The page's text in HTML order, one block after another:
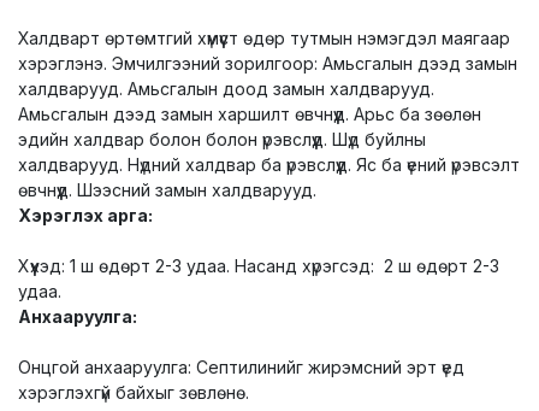
Халдварт өртөмтгий хүмүүст өдөр тутмын нэмэгдэл маягаар
хэрэглэнэ. Эмчилгээний зорилгоор: Амьсгалын дээд замын
халдварууд. Амьсгалын доод замын халдварууд.
Амьсгалын дээд замын харшилт өвчнүүд. Арьс ба зөөлөн
эдийн халдвар болон болон үрэвслүүд. Шүд буйлны
халдварууд. Нүдний халдвар ба үрэвслүүд. Яс ба үений үрэвсэлт
өвчнүүд. Шээсний замын халдварууд.
Хэрэглэх арга:
Хүүхэд: 1 ш өдөрт 2-3 удаа. Насанд хүрэгсэд: 2 ш өдөрт 2-3
удаа.
Анхааруулга:
Онцгой анхааруулга: Септилинийг жирэмсний эрт үед
хэрэглэхгүй байхыг зөвлөнө.